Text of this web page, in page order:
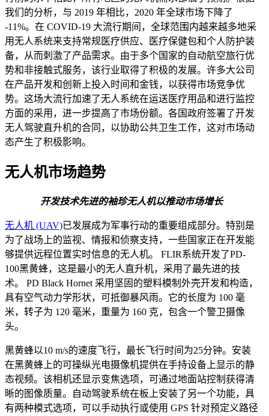
我们的分析，与 2019 年相比，2020 年全球市场下降了
-11%。在 COVID-19 大流行期间，全球范围内越来越多地采
用无人系统来支持常规医疗供应、医疗保健包和个人防护装
备，从而刺激了产品需求。由于多个国家的自动航空旅行优
势和非接触式服务，该行业取得了积极的发展。许多大公司
在产品开发和创新上投入时间和金钱，以获得市场竞争优
势。这场大流行加速了无人系统在运送医疗用品和进行监控
方面的采用，进一步提高了市场份额。各国政府签署了开发
无人驾驶直升机的合同，以协助公共卫生工作，这对市场动
态产生了积极影响。
无人机市场趋势
开发技术先进的袖珍无人机以推动市场增长
无人机 (UAV)已发展成为军事行动的重要组成部分。特别是
为了战场上的监视、情报和侦察支持，一些国家正在开发能
够提供远程位置实时信息的无人机。 FLIR系统开发了PD-
100黑黄蜂，这是最小的无人直升机，采用了最先进的技
术。 PD Black Hornet 采用坚固的塑料模制外壳开发和构造，
具有空气动力学形状，可抵御暴风雨。它的长度为 100 毫
米，转子为 120 毫米，重量为 160 克，包含一个警卫摄像
头。
黑黄蜂以10 m/s的速度飞行，最长飞行时间为25分钟。安装
在黑黄蜂上的可操纵光电摄像机提供在手持设备上显示的静
态视频。该相机还显示变焦选项，可通过地面站控制获得清
晰的图像质量。自动驾驶系统在板上安装了另一个功能，具
有两种模式选项，可以手动执行或使用 GPS 针对预定义路径